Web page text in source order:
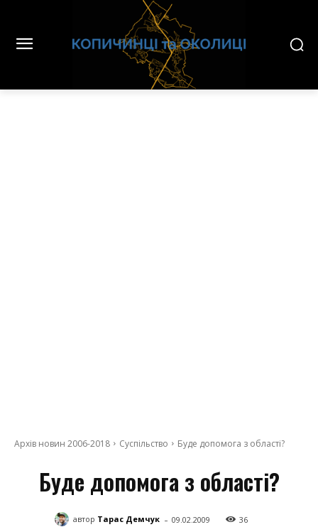
Архів новин 2006-2018 Суспільство Буде допомога з області?
Буде допомога з області?
автор Тарас Демчук - 09.02.2009 36